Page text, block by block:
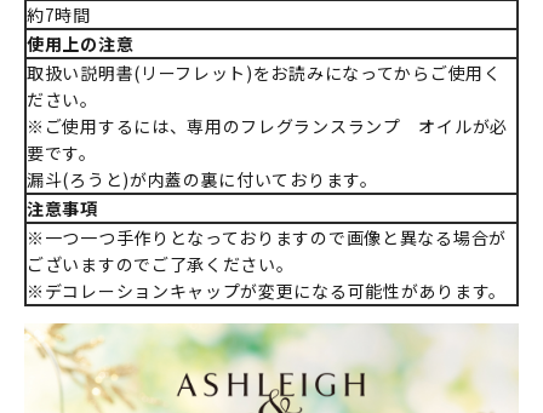
約7時間
使用上の注意
取扱い説明書(リーフレット)をお読みになってからご使用く
ださい。
※ご使用するには、専用のフレグランスランプ オイルが必
要です。
漏斗(ろうと)が内蓋の裏に付いております。
注意事項
※一つ一つ手作りとなっておりますので画像と異なる場合が
ございますのでご了承ください。
※デコレーションキャップが変更になる可能性があります。